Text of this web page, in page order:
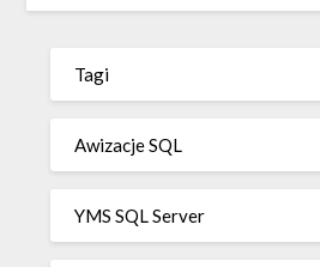
Tagi
Awizacje SQL
YMS SQL Server